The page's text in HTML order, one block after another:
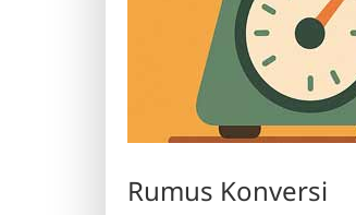
Rumus Konversi